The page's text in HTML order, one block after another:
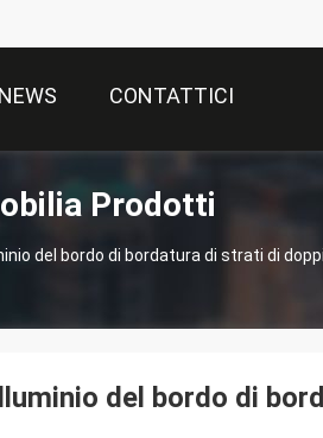
NEWS CONTATTICI
Prodotti
del bordo di bordatura di strati di
del bordo di